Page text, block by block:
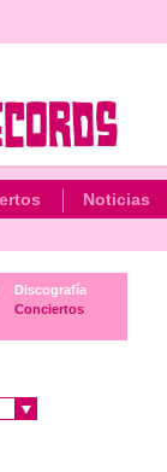
Noticias
Discografía
Conciertos